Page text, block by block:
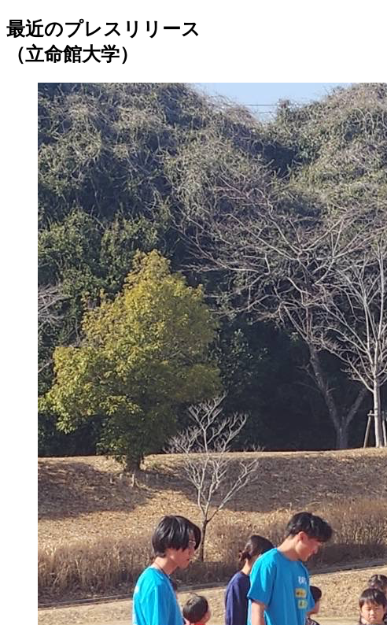
最近のプレスリリース
（立命館大学）